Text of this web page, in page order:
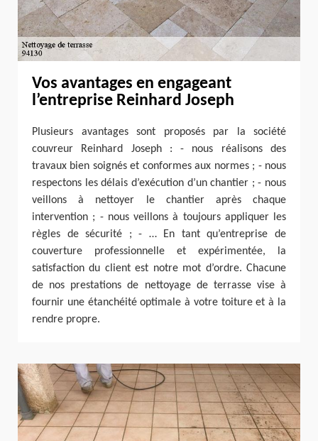
Vos avantages en engageant
l’entreprise Reinhard Joseph
Plusieurs avantages sont proposés par la société
couvreur Reinhard Joseph : - nous réalisons des
travaux bien soignés et conformes aux normes ; - nous
respectons les délais d’exécution d’un chantier ; - nous
veillons à nettoyer le chantier après chaque
intervention ; - nous veillons à toujours appliquer les
règles de sécurité ; - … En tant qu’entreprise de
couverture professionnelle et expérimentée, la
satisfaction du client est notre mot d’ordre. Chacune
de nos prestations de nettoyage de terrasse vise à
fournir une étanchéité optimale à votre toiture et à la
rendre propre.